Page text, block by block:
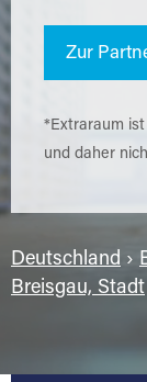
Zur
*Extraraum
und daher
Deutschland ›
Breisgau, Stadt